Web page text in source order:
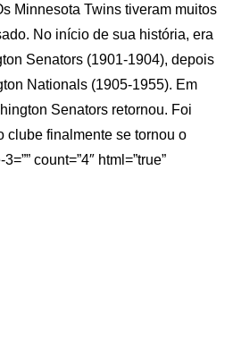
Minnesota Twins tiveram muitos
No início de sua história, era
Senators (1901-1904), depois
Nationals (1905-1955). Em
Senators retornou. Foi
clube finalmente se tornou o
count=”4″ html=”true”